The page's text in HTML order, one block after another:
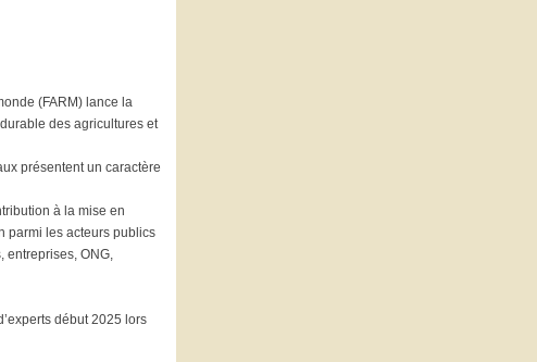
(FARM) lance la
des agricultures et
présentent un caractère
à la mise en
parmi les acteurs publics
entreprises, ONG,
début 2025 lors